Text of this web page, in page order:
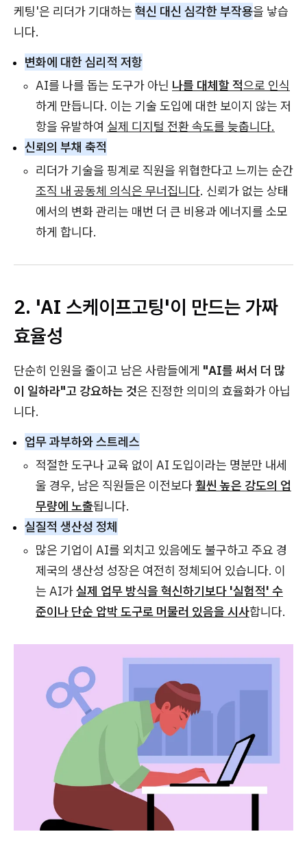
케팅'은 리더가 기대하는 혁신 대신 심각한 부작용을 낳습
니다.
변화에 대한 심리적 저항
AI를 나를 돕는 도구가 아닌 나를 대체할 적으로 인식
하게 만듭니다. 이는 기술 도입에 대한 보이지 않는 저
항을 유발하여 실제 디지털 전환 속도를 늦춥니다.
신뢰의 부채 축적
리더가 기술을 핑계로 직원을 위협한다고 느끼는 순간
조직 내 공동체 의식은 무너집니다. 신뢰가 없는 상태
에서의 변화 관리는 매번 더 큰 비용과 에너지를 소모
하게 합니다.
2. 'AI 스케이프고팅'이 만드는 가짜
효율성
단순히 인원을 줄이고 남은 사람들에게 "AI를 써서 더 많
이 일하라"고 강요하는 것은 진정한 의미의 효율화가 아닙
니다.
업무 과부하와 스트레스
적절한 도구나 교육 없이 AI 도입이라는 명분만 내세
울 경우, 남은 직원들은 이전보다훨씬 높은 강도의 업
무량에 노출됩니다.
실질적 생산성 정체
많은 기업이 AI를 외치고 있음에도 불구하고 주요 경
제국의 생산성 성장은 여전히 정체되어 있습니다. 이
는 AI가실제 업무 방식을 혁신하기보다 '실험적' 수
준이나 단순 압박 도구로 머물러 있음을 시사합니다.